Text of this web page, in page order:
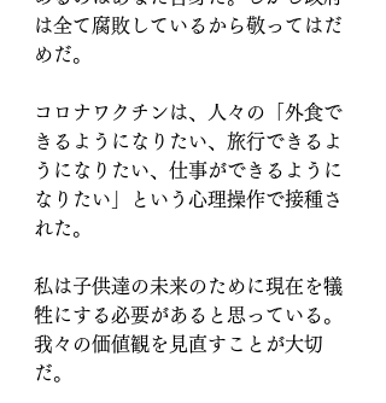
は全て腐敗しているから敬ってはだ
めだ。
コロナワクチンは、人々の「外食で
きるようになりたい、旅行できるよ
うになりたい、仕事ができるように
なりたい」という心理操作で接種さ
れた。
私は子供達の未来のために現在を犠
牲にする必要があると思っている。
我々の価値観を見直すことが大切
だ。